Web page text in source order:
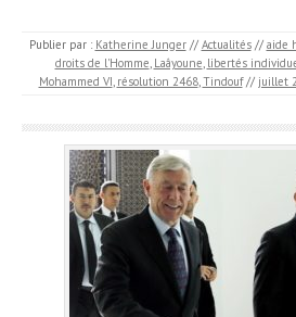
Publier par : Katherine Junger // Actualités // aide
droits de l'Homme, Laâyoune, libertés
Mohammed VI, résolution 2468,Tindouf // juillet